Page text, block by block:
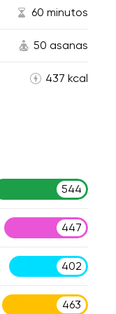
60 minutos
50 asanas
437 kcal
544
447
402
463